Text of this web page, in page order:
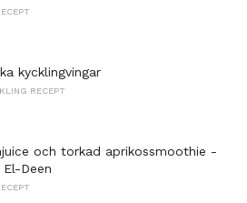
kycklingvingar
RECEPT
och torkad aprikossmoothie -
Deen